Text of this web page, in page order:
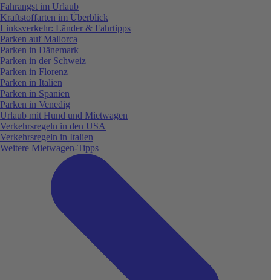
Fahrangst im Urlaub
Kraftstoffarten im Überblick
Linksverkehr: Länder & Fahrtipps
Parken auf Mallorca
Parken in Dänemark
Parken in der Schweiz
Parken in Florenz
Parken in Italien
Parken in Spanien
Parken in Venedig
Urlaub mit Hund und Mietwagen
Verkehrsregeln in den USA
Verkehrsregeln in Italien
Weitere Mietwagen-Tipps